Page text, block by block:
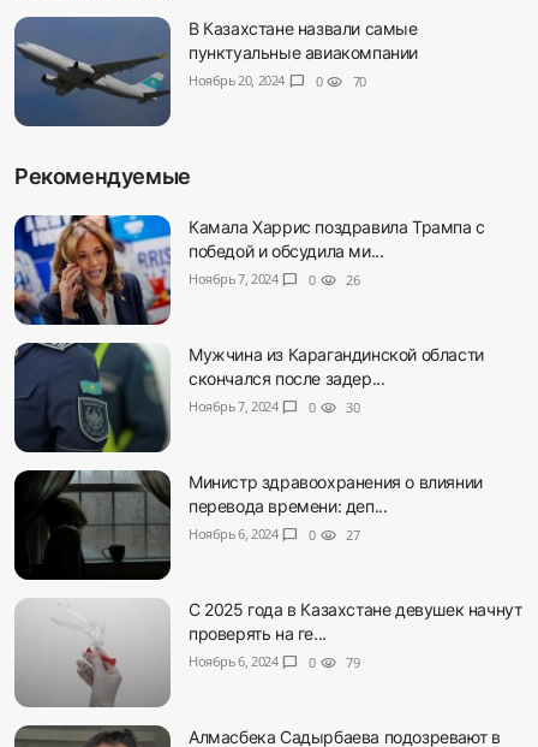
В Казахстане назвали самые
пунктуальные авиакомпании
Ноябрь 20, 2024 chat_bubble 0 visibility 70
Рекомендуемые
Камала Харрис поздравила Трампа с
победой и обсудила ми...
Ноябрь 7, 2024 chat_bubble 0 visibility 26
Мужчина из Карагандинской области
скончался после задер...
Ноябрь 7, 2024 chat_bubble 0 visibility 30
Министр здравоохранения о влиянии
перевода времени: деп...
Ноябрь 6, 2024 chat_bubble 0 visibility 27
С 2025 года в Казахстане девушек начнут
проверять на ге...
Ноябрь 6, 2024 chat_bubble 0 visibility 79
Алмасбека Садырбаева подозревают в